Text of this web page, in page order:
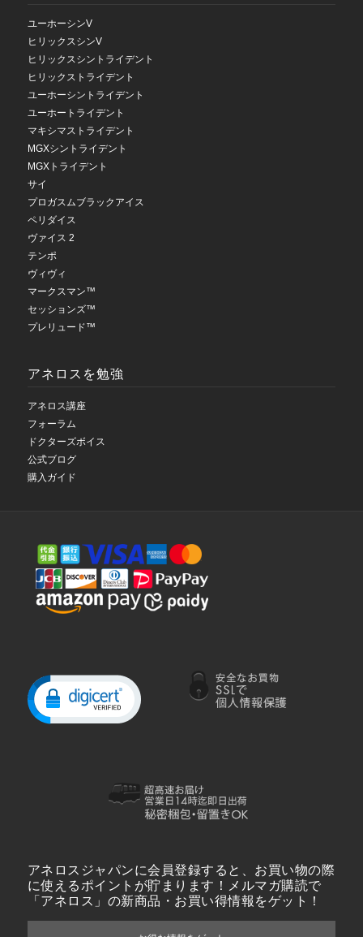
ユーホーシンV
ヒリックスシンV
ヒリックスシントライデント
ヒリックストライデント
ユーホーシントライデント
ユーホートライデント
マキシマストライデント
MGXシントライデント
MGXトライデント
サイ
プロガスムブラックアイス
ペリダイス
ヴァイス 2
テンポ
ヴィヴィ
マークスマン™
セッションズ™
プレリュード™
アネロスを勉強
アネロス講座
フォーラム
ドクターズボイス
公式ブログ
購入ガイド
アネロスジャパンに会員登録すると、お買い物の際
に使えるポイントが貯まります！メルマガ購読で
「アネロス」の新商品・お買い得情報をゲット！